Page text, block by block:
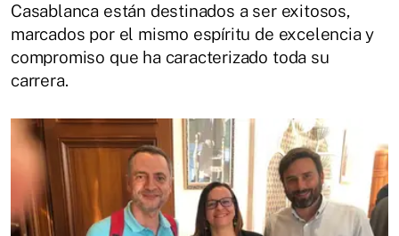
Casablanca están destinados a ser exitosos,
marcados por el mismo espíritu de excelencia y
compromiso que ha caracterizado toda su
carrera.